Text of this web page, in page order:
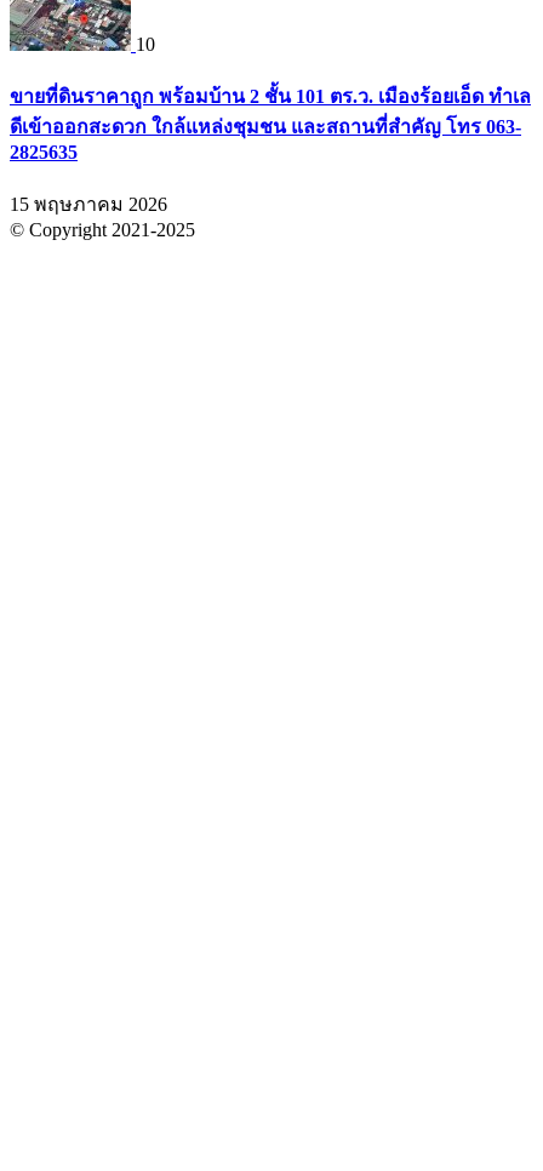
10
ขายที่ดินราคาถูก พร้อมบ้าน 2 ชั้น 101 ตร.ว. เมืองร้อยเอ็ด ทำเล
ดีเข้าออกสะดวก ใกล้แหล่งชุมชน และสถานที่สำคัญ โทร 063-
2825635
15 พฤษภาคม 2026
© Copyright 2021-2025